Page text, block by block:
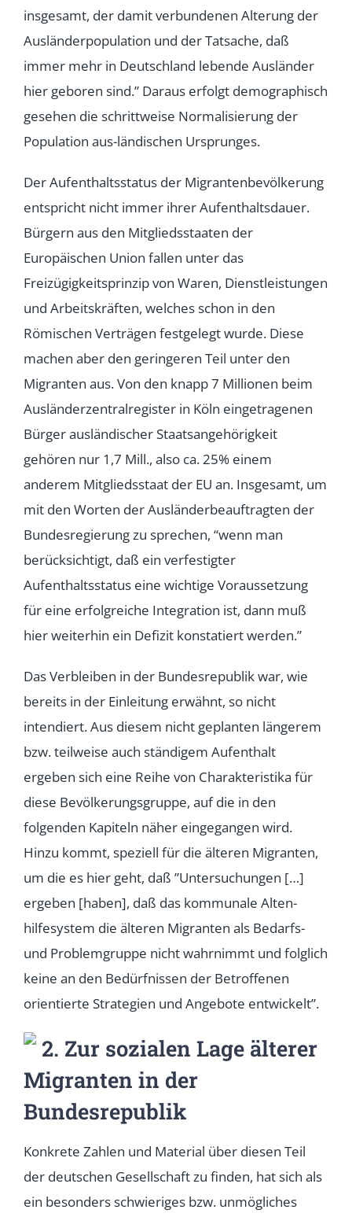
insgesamt, der damit verbundenen Alterung der
Ausländerpopulation und der Tatsache, daß
immer mehr in Deutschland lebende Ausländer
hier geboren sind.” Daraus erfolgt demographisch
gesehen die schrittweise Normalisierung der
Population aus-ländischen Ursprunges.
Der Aufenthaltsstatus der Migrantenbevölkerung
entspricht nicht immer ihrer Aufenthaltsdauer.
Bürgern aus den Mitgliedsstaaten der
Europäischen Union fallen unter das
Freizügigkeitsprinzip von Waren, Dienstleistungen
und Arbeitskräften, welches schon in den
Römischen Verträgen festgelegt wurde. Diese
machen aber den geringeren Teil unter den
Migranten aus. Von den knapp 7 Millionen beim
Ausländerzentralregister in Köln eingetragenen
Bürger ausländischer Staatsangehörigkeit
gehören nur 1,7 Mill., also ca. 25% einem
anderem Mitgliedsstaat der EU an. Insgesamt, um
mit den Worten der Ausländerbeauftragten der
Bundesregierung zu sprechen, “wenn man
berücksichtigt, daß ein verfestigter
Aufenthaltsstatus eine wichtige Voraussetzung
für eine erfolgreiche Integration ist, dann muß
hier weiterhin ein Defizit konstatiert werden.”
Das Verbleiben in der Bundesrepublik war, wie
bereits in der Einleitung erwähnt, so nicht
intendiert. Aus diesem nicht geplanten längerem
bzw. teilweise auch ständigem Aufenthalt
ergeben sich eine Reihe von Charakteristika für
diese Bevölkerungsgruppe, auf die in den
folgenden Kapiteln näher eingegangen wird.
Hinzu kommt, speziell für die älteren Migranten,
um die es hier geht, daß ”Untersuchungen […]
ergeben [haben], daß das kommunale Alten-
hilfesystem die älteren Migranten als Bedarfs-
und Problemgruppe nicht wahrnimmt und folglich
keine an den Bedürfnissen der Betroffenen
orientierte Strategien und Angebote entwickelt”.
2. Zur sozialen Lage älterer
Migranten in der
Bundesrepublik
Konkrete Zahlen und Material über diesen Teil
der deutschen Gesellschaft zu finden, hat sich als
ein besonders schwieriges bzw. unmögliches